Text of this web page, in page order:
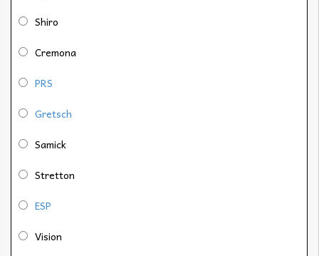
Shiro
Cremona
PRS
Gretsch
Samick
Stretton
ESP
Vision